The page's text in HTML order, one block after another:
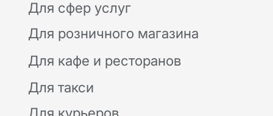
Модульбанк
Все тариф
Депозиты